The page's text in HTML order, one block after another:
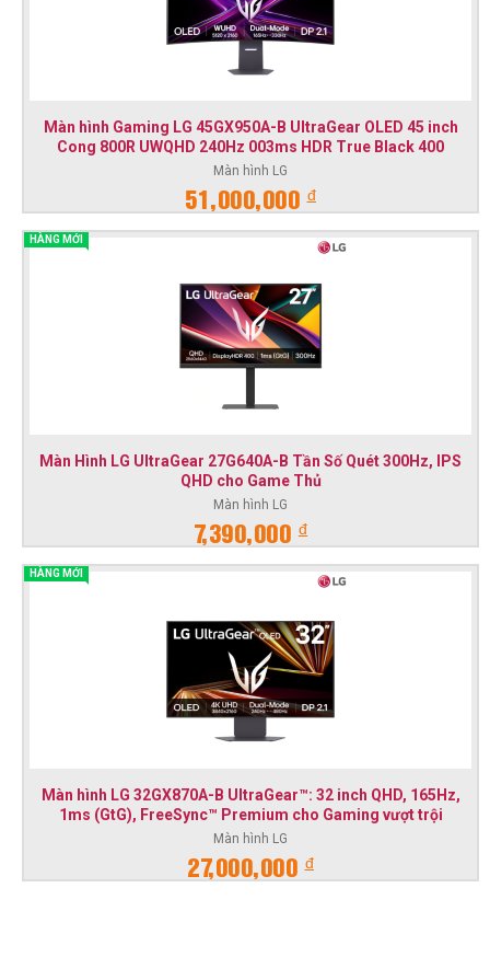
Màn hình Gaming LG 45GX950A-B UltraGear OLED 45 inch
Cong 800R UWQHD 240Hz 003ms HDR True Black 400
Màn hình LG
51,000,000đ
HÀNG MỚI
Màn Hình LG UltraGear 27G640A-B Tần Số Quét 300Hz, IPS
QHD cho Game Thủ
Màn hình LG
7,390,000đ
HÀNG MỚI
Màn hình LG 32GX870A-B UltraGear™: 32 inch QHD, 165Hz,
1ms (GtG), FreeSync™ Premium cho Gaming vượt trội
Màn hình LG
27,000,000đ